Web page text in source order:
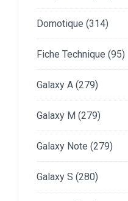
Domotique (314)
Fiche Technique (95)
Galaxy A (279)
Galaxy M (279)
Galaxy Note (279)
Galaxy S (280)